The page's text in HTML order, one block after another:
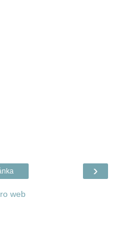
›
web